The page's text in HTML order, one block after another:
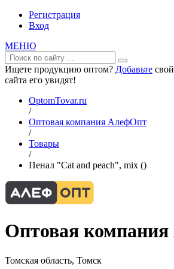
Регистрация
Вход
МЕНЮ
Ищете продукцию оптом? Добавьте
сайта его увидят!
OptomTovar.ru
/
Оптовая компания АлефОпт
/
Товары
/
Пенал "Cat and peach", mix ()
Оптовая
Томская область, Томск